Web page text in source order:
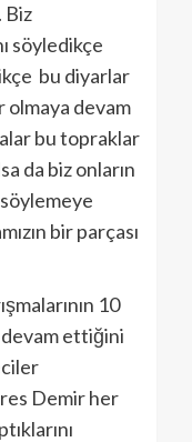
Biz
söyledikçe
bu diyarlar
olmaya devam
bu topraklar
da biz onların
bir parçası
10
devam ettiğini
Demir her